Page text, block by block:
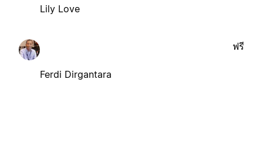
Lily Love
Ferdi Dirgantara
ฟรี